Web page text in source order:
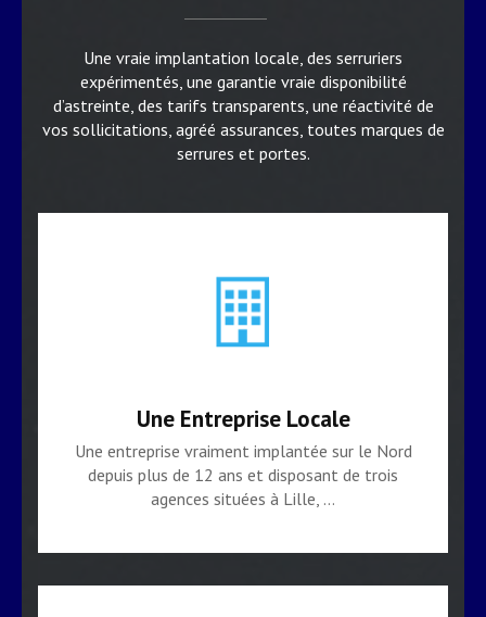
Une vraie implantation locale, des serruriers
expérimentés, une garantie vraie disponibilité
d’astreinte, des tarifs transparents, une réactivité de
vos sollicitations, agréé assurances, toutes marques de
serrures et portes.
Une Entreprise Locale
Une entreprise vraiment implantée sur le Nord
depuis plus de 12 ans et disposant de trois
agences situées à Lille, …